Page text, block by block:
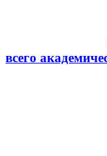
всего